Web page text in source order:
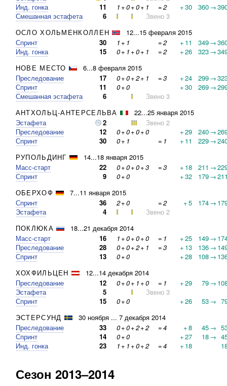
Инд. гонка
11 1+0+0+ 1 =2 +30 360→
Смешанная эстафета
6
Звено 3
ОСЛО ХОЛЬМЕНКОЛЛЕН
12...15 февраля 2015
Спринт
30 1+ 1 =2 + 11 349→
Инд. гонка
15 0+ 1+0+ 1 =2 +26 323→
НОВЕ МЕСТО
6...8 февраля 2015
Преследование
17 0+0+2+ 1 =3 +24 299→
Спринт
11 0+0 +30 269→
Смешанная эстафета
6
Звено 3
АНТХОЛЬЦ-АНТЕРСЕЛЬВА
22...25 января 2015
Эстафета
2
Звено 2
Преследование
12 0+0+0+0 +29 240→
Спринт
30 0+ 1 = 1 + 11 229→
РУПОЛЬДИНГ
14...18 января 2015
Масс-старт
22 0+0+0+3 =3 + 18 211 →
Спринт
9 0+0 +32 179→
ОБЕРХОФ
7...11 января 2015
Спринт
36 2+0 =2 +5 174→
Эстафета
4
Звено 2
ПОКЛЮКА
18...21 декабря 2014
Масс-старт
16 1+0+0+0 = 1 +25 149→
Преследование
28 0+0+2+ 1 =3 + 13 136→
Спринт
13 0+0 +28 108→
ХОХФИЛЬЦЕН
12...14 декабря 2014
Преследование
12 0+0+ 1+0 = 1 +29 79→
Эстафета
5
Звено 3
Спринт
15 0+0 +26 53→
ЭСТЕРСУНД
30 ноября ... 7 декабря 2014
Преследование
33 0+0+2+2 =4 +8 45→
Спринт
14 0+0 +27 18→
Инд. гонка
23 1+ 1+0+2 =4 + 18
Сезон 2013–2014